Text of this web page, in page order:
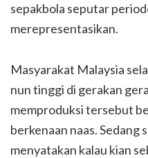
sepakbola seputar
merepresentasikan.
Masyarakat Malaysia
nun tinggi di gerakan
memproduksi tersebut
berkenaan naas. Sedang
menyatakan kalau kian